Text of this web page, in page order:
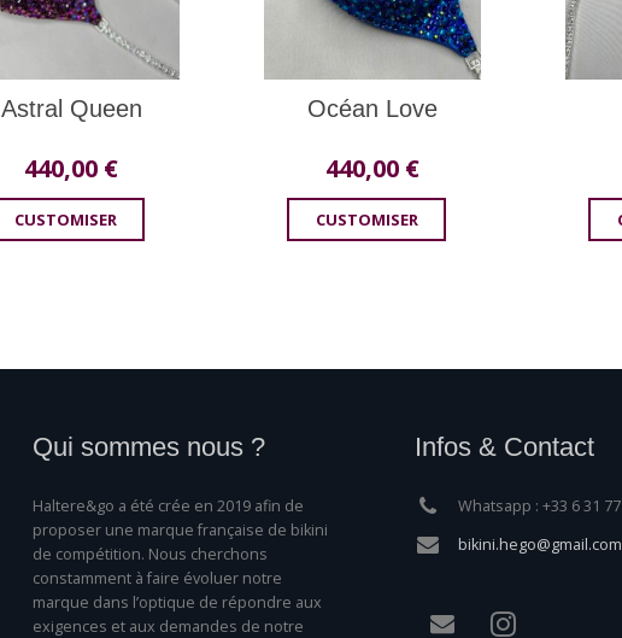
Astral Queen
440,00 €
CUSTOMISER
Océan Love
440,00 €
CUSTOMISER
Qui sommes nous ?
Haltere&go a été crée en 2019 afin de
proposer une marque française de bikini
de compétition. Nous cherchons
constamment à faire évoluer notre
marque dans l’optique de répondre aux
exigences et aux demandes de notre
Infos & Contact
Whatsapp : +33 6 31
bikini.hego@gmail.com